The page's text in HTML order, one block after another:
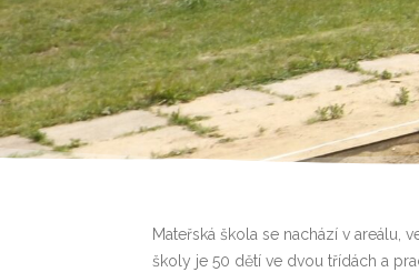
Mateřská škola se nachází v areálu,
školy je 50 dětí ve dvou třídách a